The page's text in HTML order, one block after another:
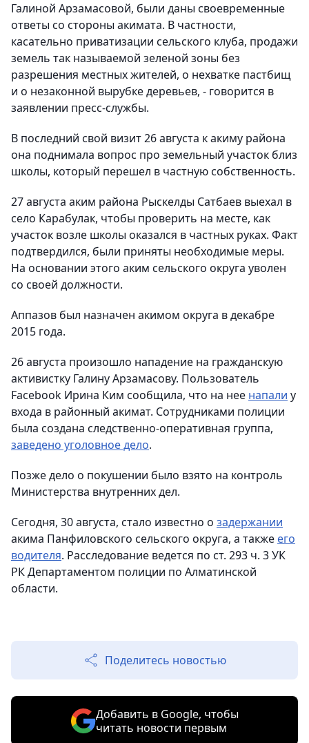
Галиной Арзамасовой, были даны своевременные
ответы со стороны акимата. В частности,
касательно приватизации сельского клуба, продажи
земель так называемой зеленой зоны без
разрешения местных жителей, о нехватке пастбищ
и о незаконной вырубке деревьев, - говорится в
заявлении пресс-службы.
В последний свой визит 26 августа к акиму района
она поднимала вопрос про земельный участок близ
школы, который перешел в частную собственность.
27 августа аким района Рыскелды Сатбаев выехал в
село Карабулак, чтобы проверить на месте, как
участок возле школы оказался в частных руках. Факт
подтвердился, были приняты необходимые меры.
На основании этого аким сельского округа уволен
со своей должности.
Аппазов был назначен акимом округа в декабре
2015 года.
26 августа произошло нападение на гражданскую
активистку Галину Арзамасову. Пользователь
Facebook Ирина Ким сообщила, что на нее напали у
входа в районный акимат. Сотрудниками полиции
была создана следственно-оперативная группа,
заведено уголовное дело.
Позже дело о покушении было взято на контроль
Министерства внутренних дел.
Сегодня, 30 августа, стало известно о задержании
акима Панфиловского сельского округа, а также его
водителя. Расследование ведется по ст. 293 ч. 3 УК
РКДепартаментом полиции по Алматинской
области.
Поделитесь новостью
Добавить в Google, чтобы
читать новости первым